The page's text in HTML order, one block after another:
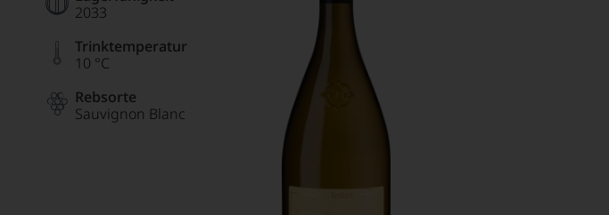
2033
Trinktemperatur
10 °C
Rebsorte
Sauvignon Blanc